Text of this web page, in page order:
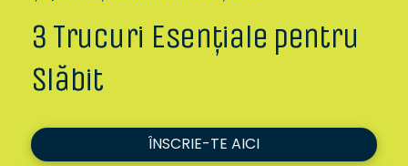
3 Trucuri Esențiale pentru
Slăbit
ÎNSCRIE-TE AICI